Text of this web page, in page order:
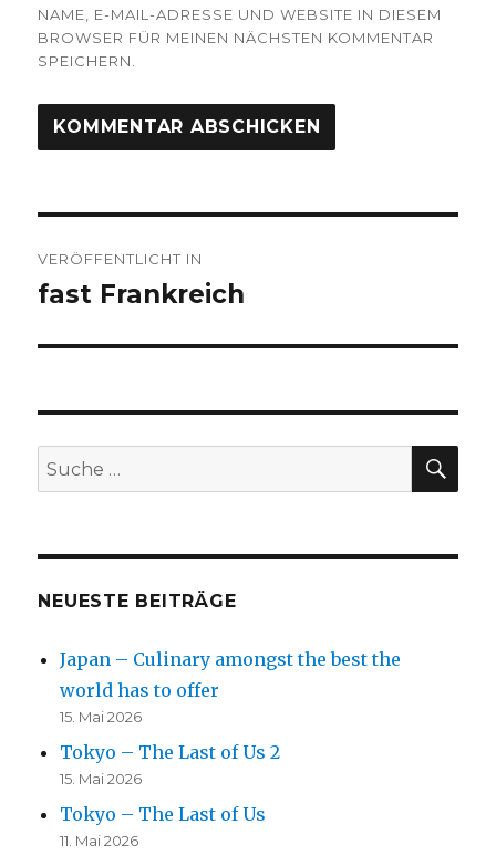
NAME, E-MAIL-ADRESSE UND WEBSITE IN DIESEM
BROWSER FÜR MEINEN NÄCHSTEN KOMMENTAR
SPEICHERN.
VERÖFFENTLICHT IN
fast Frankreich
Suche
nach:
NEUESTE BEITRÄGE
Japan – Culinary amongst the best the
world has to offer
15. Mai 2026
Tokyo – The Last of Us 2
15. Mai 2026
Tokyo – The Last of Us
11. Mai 2026